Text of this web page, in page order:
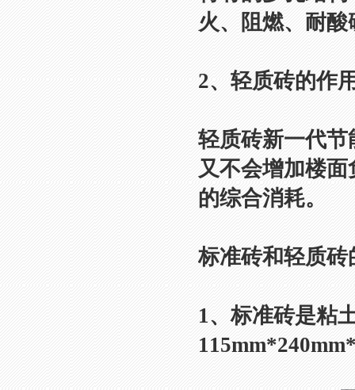
火、阻燃、耐
2、轻质砖的作
轻质砖新一代
又不会增加楼
的综合消耗。
标准砖和轻质砖
1、标准砖是粘